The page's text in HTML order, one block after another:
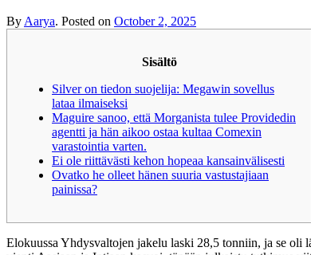
By Aarya. Posted on October 2, 2025
Sisältö
Silver on tiedon suojelija: Megawin sovellus
lataa ilmaiseksi
Maguire sanoo, että Morganista tulee Providedin
agentti ja hän aikoo ostaa kultaa Comexin
varastointia varten.
Ei ole riittävästi kehon hopeaa kansainvälisesti
Ovatko he olleet hänen suuria vastustajiaan
painissa?
Elokuussa Yhdysvaltojen jakelu laski 28,5 tonniin, ja se